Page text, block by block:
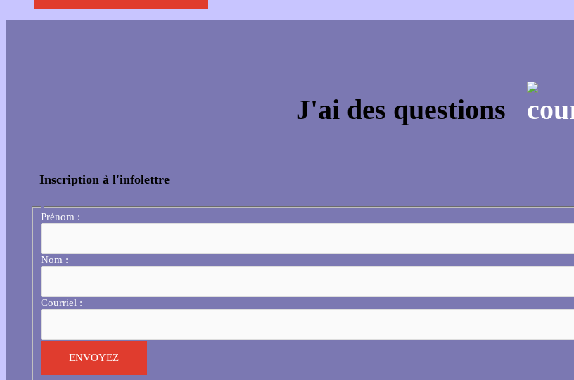
J'ai des questions
Inscription à l'infolettre
Prénom :
Nom :
Courriel :